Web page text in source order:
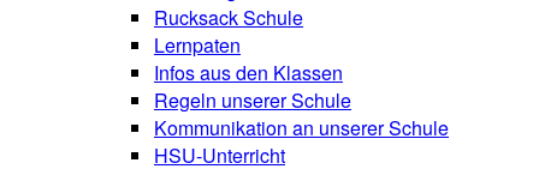
Rucksack Schule
Lernpaten
Infos aus den Klassen
Regeln unserer Schule
Kommunikation an unserer Schule
HSU-Unterricht